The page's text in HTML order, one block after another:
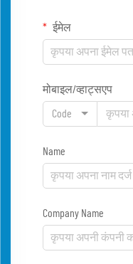
ईमेल
मोबाइल/व्हाट्सएप
Code
Name
Company Name